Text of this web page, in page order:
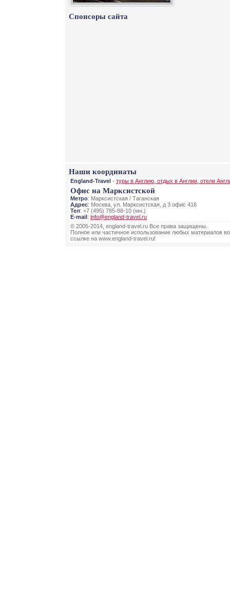
Спонсоры сайта
Наши координаты
England-Travel - туры в Англию, отдых в Англии, отели
Офис на Марксистской
Метро: Марксистская / Таганская
Адрес: Москва, ул. Марксистская, д 3 офис 416
Тел: +7 (495) 785-88-10 (мн.)
E-mail: info@england-travel.ru
© 2005-2014, england-travel.ru Все права защищены.
Полное или частичное использование любых материалов
ссылке на www.england-travel.ru!